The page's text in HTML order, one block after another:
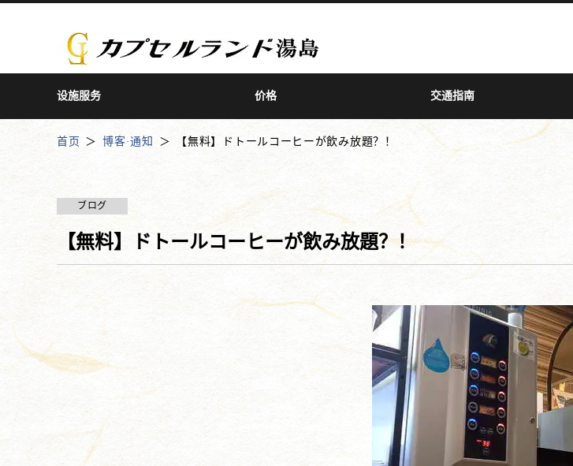
设施服务 价格 交通指南
首页 博客·通知 【無料】ドトールコーヒーが飲み放題？！
ブログ
【無料】ドトールコーヒーが飲み放題？！